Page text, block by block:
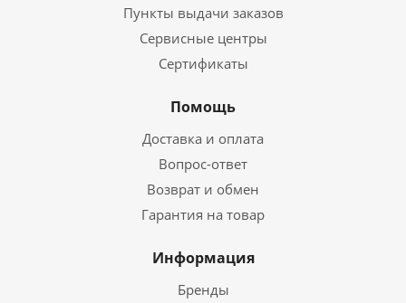
Пункты выдачи заказов
Сервисные центры
Сертификаты
Помощь
Доставка и оплата
Вопрос-ответ
Возврат и обмен
Гарантия на товар
Информация
Бренды